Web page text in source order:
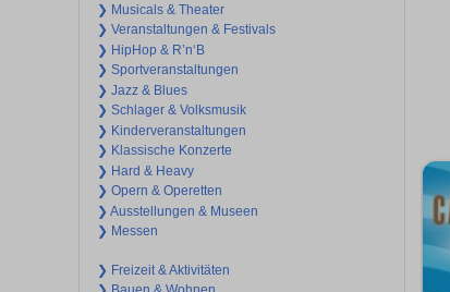
❯ Musicals & Theater
❯ Veranstaltungen & Festivals
❯ HipHop & R’n‘B
❯ Sportveranstaltungen
❯ Jazz & Blues
❯ Schlager & Volksmusik
❯ Kinderveranstaltungen
❯ Klassische Konzerte
❯ Hard & Heavy
❯ Opern & Operetten
❯ Ausstellungen & Museen
❯ Messen
❯ Freizeit & Aktivitäten